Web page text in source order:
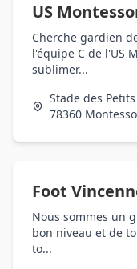
US
Cherche gardien
l'équipe C de l'US
sublimer...
Stade des
78360
Foot
Nous sommes un
bon niveau et de
to...